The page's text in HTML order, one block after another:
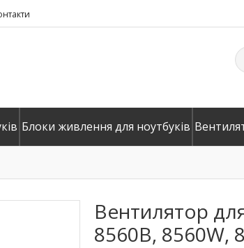
Блоки живлення для ноутбуків
Вентилятор
8560B, 8560W,